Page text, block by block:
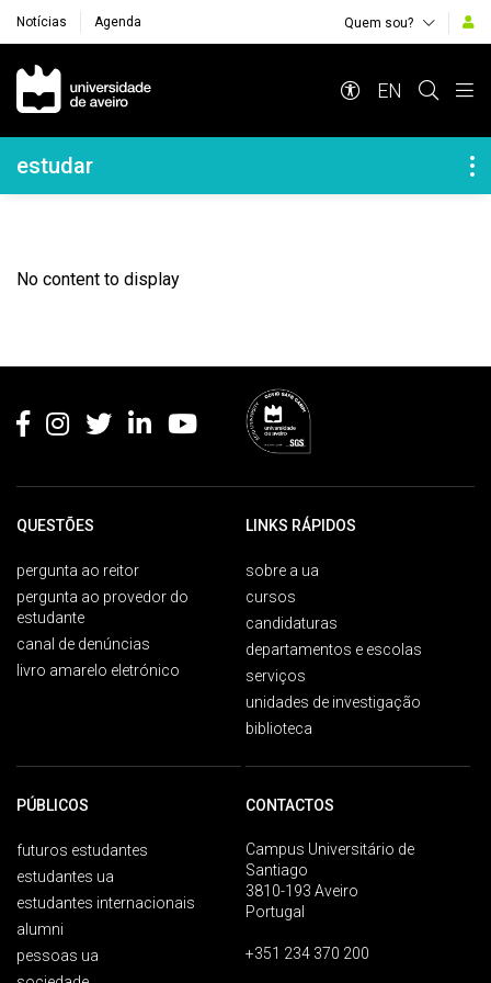
Notícias Agenda Quem sou?
Navegação Principal
EN
Navegação Lateral
estudar
No content to display
QUESTÕES
pergunta ao reitor
pergunta ao provedor do
estudante
canal de denúncias
livro amarelo eletrónico
LINKS RÁPIDOS
sobre a ua
cursos
candidaturas
departamentos e escolas
serviços
unidades de investigação
biblioteca
PÚBLICOS
futuros estudantes
estudantes ua
estudantes internacionais
alumni
pessoas ua
CONTACTOS
Campus Universitário de
Santiago
3810-193 Aveiro
Portugal
+351 234 370 200